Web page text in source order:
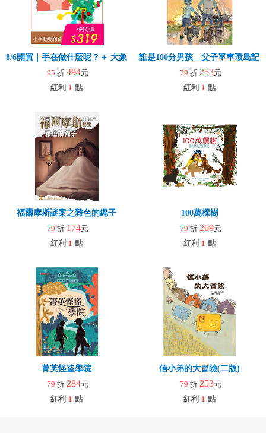
8/6開買｜手在做什麼呢？＋ 大象拉拉樂(玩具)
95 折 494元
紅利 1 點
誰是100分男孩—父子單車環島記
79 折 253元
紅利 1 點
福爾摩斯謎案之雜色的繩子
79 折 174元
紅利 1 點
100萬棵樹
79 折 269元
紅利 1 點
菁英怪盜學院
79 折 284元
紅利 1 點
信小弟的大冒險(二版)
79 折 253元
紅利 1 點